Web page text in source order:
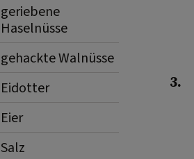
geriebene
Haselnüsse
gehackte Walnüsse
Eidotter
Eier
Salz